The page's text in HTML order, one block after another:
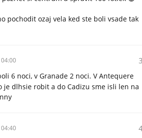
pochodit ozaj vela ked ste boli vsade tak
6 noci, v Granade 2 noci. V Antequere
je dlhsie robit a do Cadizu sme isli len na